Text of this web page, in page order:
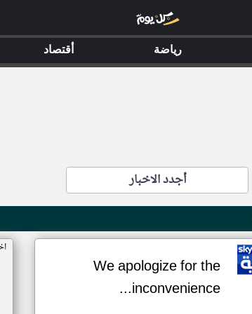
أجدد الاخبار
We apologize for the
inconvenience...
رياضة أقتصاد